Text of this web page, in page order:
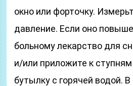
окно или форточку.
давление. Если оно
больному лекарство для
и/или приложите к ступням
бутылку с горячей водой.